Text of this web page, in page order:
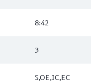
8:42
3
S,OE,IC,EC